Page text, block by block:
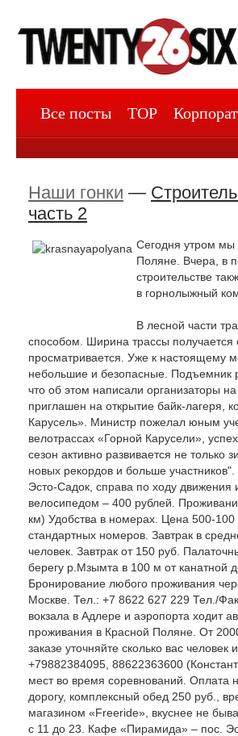
Все посты TOP
Наши гонки —
часть 2
Сегодня утром мы
Поляне. Вчера, в
строительстве
в горнолыжный
В лесной части
способом. Ширина трассы
просматривается. Уже к настоящему
небольшие и безопасные. Подъемник
что об этом написали организаторы
приглашен на открытие байк-лагеря,
Карусель». Министр пожелал юным
велотрассах «Горной Карусели»,
сезон активно развивается не
новых рекордов и больше участников".
Эсто-Садок, справа по ходу
велосипедом – 400 рублей.
км) Удобства в номерах. Цена 500-
стандартных номеров. Завтрак в
человек. Завтрак от 150 руб.
берегу р.Мзымта в 100 м от канатной
Бронирование любого проживания
Москве. Тел.: +7 8622 627 229 Тел./
вокзала в Адлере и аэропорта ходит
проживания в Красной Поляне. От
заказе уточняйте сколько вас
+79882384095, 88622363600
мест во время соревнований. Оплата
дорогу, комплексный обед 250 руб.,
магазином «Freeride», вкуснее не
с 11 до 23. Кафе «Пирамида» – пос.